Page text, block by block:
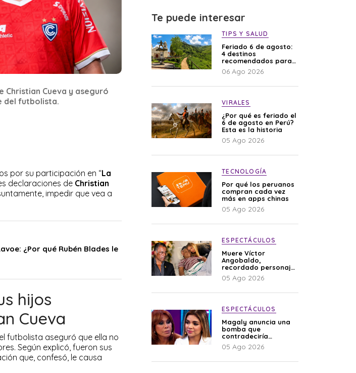
Christian Cueva y aseguró
del futbolista.
por su participación en “La
declaraciones de Christian
impedir que vea a
¿Por qué Rubén Blades le
hijos
Cueva
futbolista aseguró que ella no
Según explicó, fueron sus
que, confesó, le causa
Te puede interesar
TIPS Y SALUD
Feriado 6 de agosto:
4 destinos
recomendados para
disfrutar el descanso
06 Ago 2026
VIRALES
¿Por qué es feriado el
6 de agosto en Perú?
Esta es la historia
05 Ago 2026
TECNOLOGÍA
Por qué los peruanos
compran cada vez
más en apps chinas
05 Ago 2026
ESPECTÁCULOS
Muere Víctor
Angobaldo,
recordado personaje
de la farándula y
expareja de Shirley
05 Ago 2026
ESPECTÁCULOS
Magaly anuncia una
bomba que
contradeciría
comunicado de La
Bella Luz: “Hay un
05 Ago 2026